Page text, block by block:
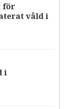
för
våld i
i